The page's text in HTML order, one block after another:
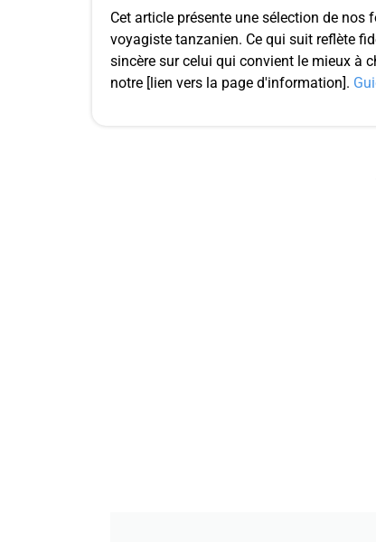
Cet article présente une sélection de
voyagiste tanzanien. Ce qui suit reflète
sincère sur celui qui convient le mieux à
notre [lien vers la page d'information].